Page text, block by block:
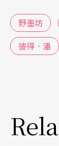
底的呼喊、
強烈的語言
怪演出中有
乎企圖中
野墨坊
彼得．潘